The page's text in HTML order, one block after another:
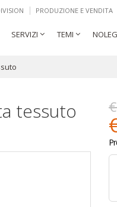
PRODUZIONE E VENDITA
SERVIZI TEMI
tessuto